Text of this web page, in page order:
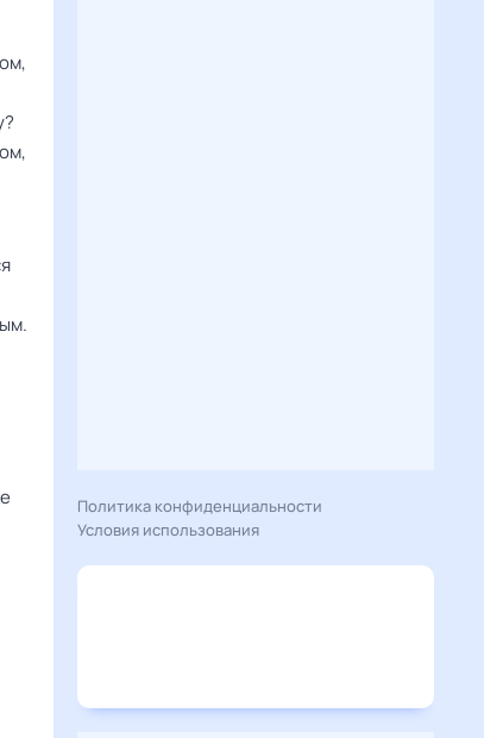
Политика конфиденциальности
Условия использования